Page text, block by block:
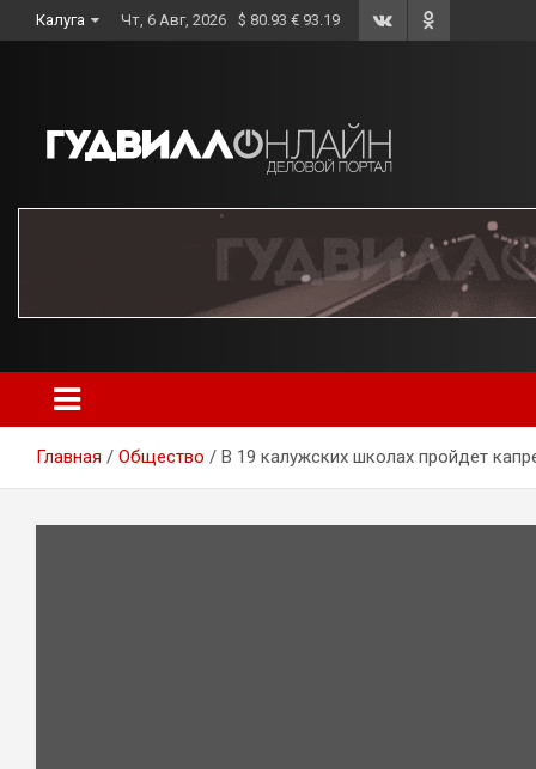
to
Калуга Чт, 6 Авг, 2026 $ 80.93 € 93.19
Главная Общество В 19 калужских школах пройдет